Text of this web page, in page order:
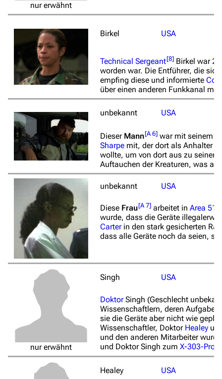
nur erwähnt
Birkel USA
Technical Sergeant[8] Birkel war
worden war. Die Entführer, die
empfing diese und informierte
über einen anderen Funkkanal
unbekannt USA
Dieser Mann[A 6] war mit seinem
Sharpe mit, der dort als Anhalter
wollte, um von dort aus zu
Auftauchen der Kreaturen, was
unbekannt USA
Diese Frau[A 7] arbeitet in Area 51
wurde, dass die Geräte
Carterin den stark gesicherten
dass alle Geräte noch da seien,
nur erwähnt
Singh USA
DoktorSingh (Geschlecht
Wissenschaftlern, deren Aufgabe
sie die Geräte aber nicht wie
Wissenschaftler, Doktor Healey
und den anderen Mitarbeiter
und Doktor Singh zum X-303-
Healey USA